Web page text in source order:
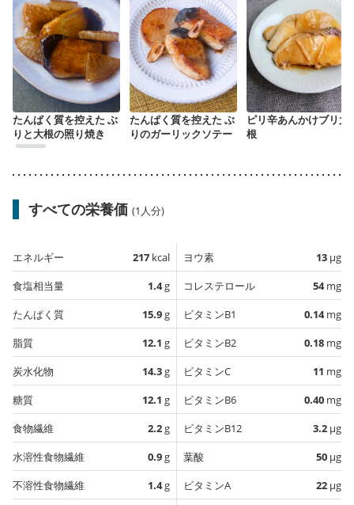
たんぱく質を控えた ぶ
りと大根の照り焼き
たんぱく質を控えた ぶ
りのガーリックソテー
ピリ辛あんかけブリ大
根
すべての栄養価 (1人分)
エネルギー 217 kcal
食塩相当量
1.4g
たんぱく質
15.9g
脂質
12.1 g
炭水化物
14.3g
糖質
12.1 g
食物繊維
2.2g
水溶性食物繊維
0.9g
不溶性食物繊維
1.4g
ヨウ素 13 µg
コレステロール
54mg
ビタミンB1
0.14mg
ビタミンB2
0.18 mg
ビタミンC
11 mg
ビタミンB6
0.40 mg
ビタミンB12
3.2 µg
葉酸
50 µg
ビタミンA
22 µg